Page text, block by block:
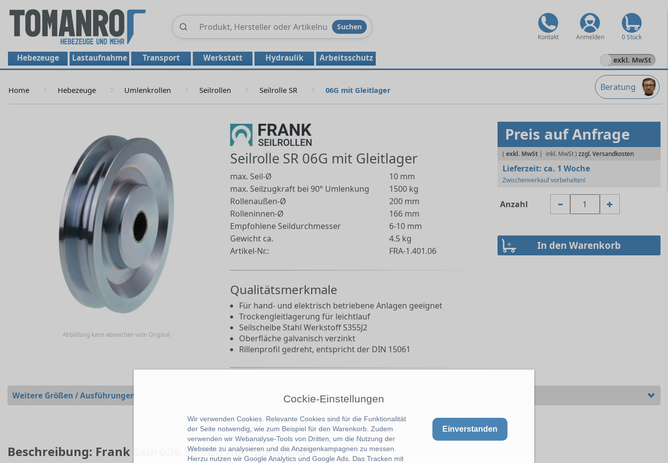
Cockie-Einstellungen
Wir verwenden Cookies. Relevante Cookies sind für die Funktionalität
der Seite notwendig, wie zum Beispiel für den Warenkorb. Zudem
verwenden wir Webanalyse-Tools von Dritten, um die Nutzung der
Webseite zu analysieren und die Anzeigenkampagnen zu messen.
Hierzu nutzen wir Google Analytics und Google Ads. Das Tracken mit
Einverstanden
Produkte
durchsuchen
Suchen
Kontakt Anmelden 0 Stück
Hebezeuge Lastaufnahme Transport Werkstatt Hydraulik Arbeitsschutz exkl. MwSt
Beratung
Home Hebezeuge Umlenkrollen Seilrollen Seilrolle SR 06G mit Gleitlager
Abbildung kann abweichen vom Original
Seilrolle SR 06G mit Gleitlager
max. Seil-Ø
10 mm
max. Seilzugkraft bei 90° Umlenkung
1500 kg
Rollenaußen-Ø
200 mm
Rolleninnen-Ø
166 mm
Empfohlene Seildurchmesser
6-10 mm
Gewicht ca.
4.5 kg
Artikel-Nr.:
FRA-1.401.06
Qualitätsmerkmale
Für hand- und elektrisch betriebene Anlagen geeignet
Trockengleitlagerung für leichtlauf
Seilscheibe Stahl Werkstoff S355J2
Oberfläche galvanisch verzinkt
Rillenprofil gedreht, entspricht der DIN 15061
Preis auf Anfrage
( exkl. MwSt | zzgl. Versandkosten
Lieferzeit: ca. 1 Woche
Zwischenverkauf vorbehalten!
Anzahl
Weitere Größen / Ausführungen
Beschreibung: Frank Seilrolle SR 06G mit Gleitlager